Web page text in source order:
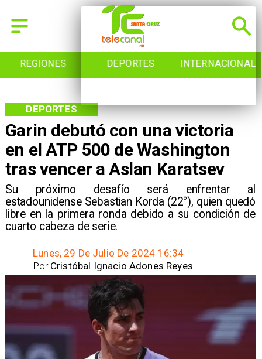
REGIONES DEPORTES INTERNACIONAL
Garin debutó con una victoria
en el ATP 500 de Washington
tras vencer a Aslan Karatsev
Su próximo desafío será enfrentar al
estadounidense Sebastian Korda (22°), quien quedó
libre en la primera ronda debido a su condición de
cuarto cabeza de serie.
DEPORTES
Lunes, 29 De Julio De 2024 16:34
Cristóbal Ignacio Adones Reyes
Por